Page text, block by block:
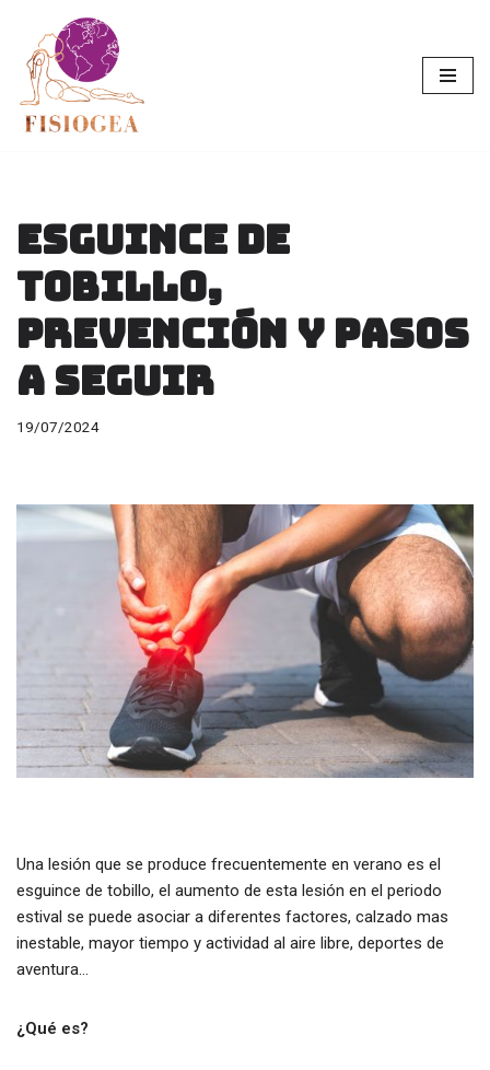
Saltar
contenido
Esguince de
tobillo,
prevención y pasos
a seguir
19/07/2024
Una lesión que se produce frecuentemente en verano es el
esguince de tobillo, el aumento de esta lesión en el periodo
estival se puede asociar a diferentes factores, calzado mas
inestable, mayor tiempo y actividad al aire libre, deportes de
aventura…
¿Qué es?